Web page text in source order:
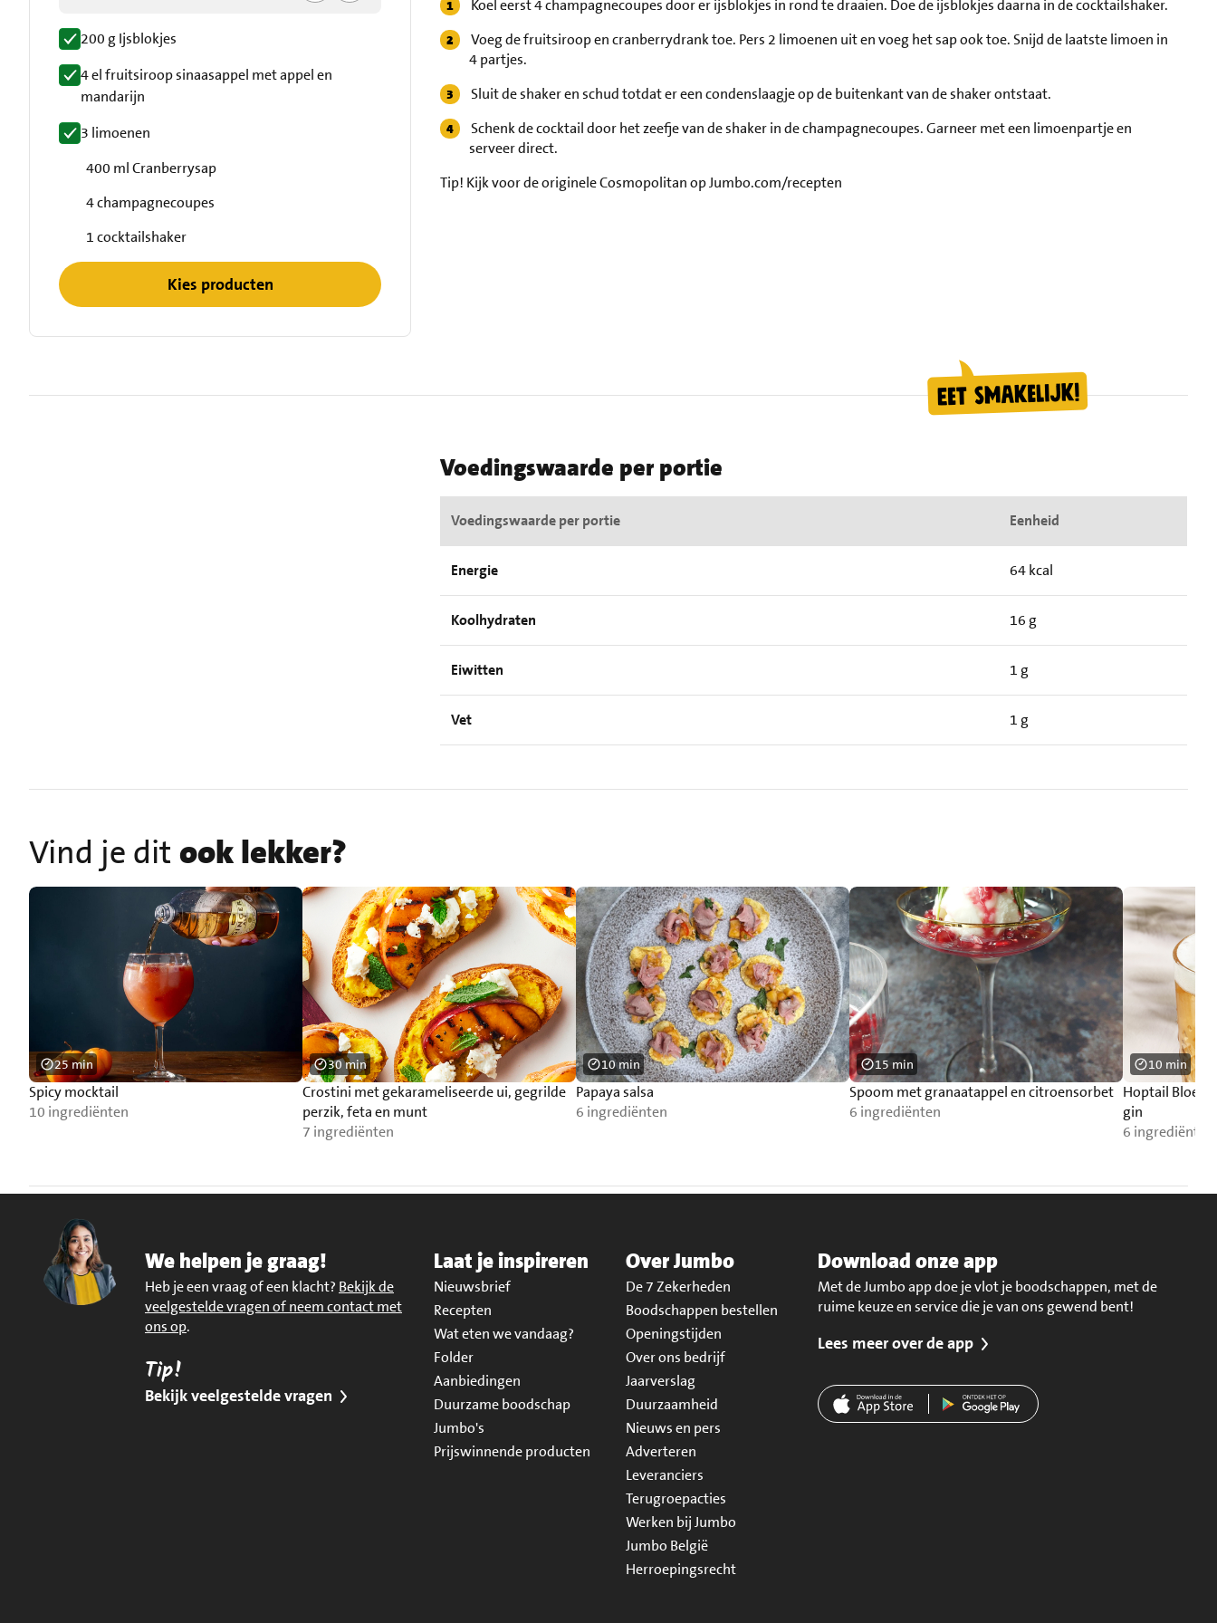
200 g Ijsblokjes
4 el fruitsiroop sinaasappel met appel en
mandarijn
3 limoenen
400 ml Cranberrysap
4 champagnecoupes
1 cocktailshaker
Kies producten
Koel eerst 4 champagnecoupes door er ijsblokjes in rond te draaien. Doe de ijsblokjes daarna in de cocktailshaker.
Voeg de fruitsiroop en cranberrydrank toe. Pers 2 limoenen uit en voeg het sap ook toe. Snijd de laatste limoen in
4 partjes.
Sluit de shaker en schud totdat er een condenslaagje op de buitenkant van de shaker ontstaat.
Schenk de cocktail door het zeefje van de shaker in de champagnecoupes. Garneer met een limoenpartje en
serveer direct.
Tip! Kijk voor de originele Cosmopolitan op Jumbo.com/recepten
Voedingswaarde per portie
Voedingswaarde per portie Eenheid
Energie 64 kcal
Koolhydraten 16 g
Eiwitten 1 g
Vet 1 g
Vind je ditook lekker?
Spicy mocktail
10 ingrediënten
25 min
Crostini met gekarameliseerde ui, gegrilde
perzik, feta en munt
7 ingrediënten
30 min
Papaya salsa
6 ingrediënten
10 min
Spoom met granaatappel en citroensorbet
6 ingrediënten
15 min
Hoptail
gin
6 ingrediënten
10 min
We helpen je graag!
Heb je een vraag of een klacht? Bekijk de
veelgestelde vragen of neem contact met
ons op.
Tip!
Bekijk veelgestelde vragen
Laat je inspireren
Nieuwsbrief
Recepten
Wat eten we vandaag?
Folder
Aanbiedingen
Duurzame boodschap
Jumbo's
Prijswinnende producten
Over Jumbo
De 7 Zekerheden
Boodschappen bestellen
Openingstijden
Over ons bedrijf
Jaarverslag
Duurzaamheid
Nieuws en pers
Adverteren
Leveranciers
Terugroepacties
Werken bij Jumbo
Jumbo België
Herroepingsrecht
Download onze app
Met de Jumbo app doe je vlot je boodschappen, met de
ruime keuze en service die je van ons gewend bent!
Lees meer over de app